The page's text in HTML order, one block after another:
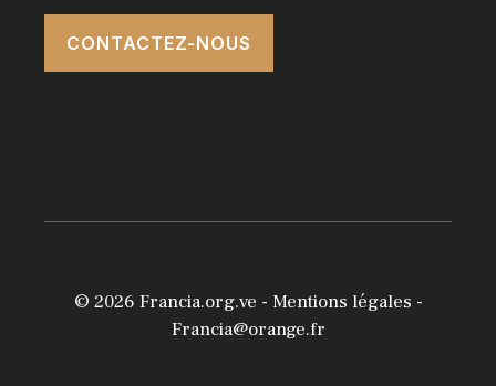
CONTACTEZ-NOUS
© 2026 Francia.org.ve - Mentions légales -
Francia@orange.fr